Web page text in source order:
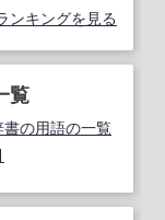
ンキングを見る
覧
書の用語の一覧